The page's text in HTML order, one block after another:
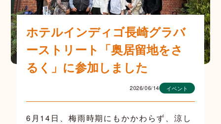
ホテルインディゴ長崎グラバ
ーストリート「奥居留地をさ
るく」に参加しました
2026/06/14 イベント
6月14日、梅雨時期にもかかわらず、涼し